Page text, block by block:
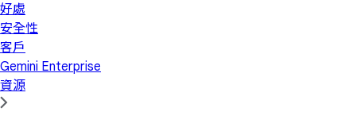
好處
安全性
客戶
Gemini Enterprise
資源